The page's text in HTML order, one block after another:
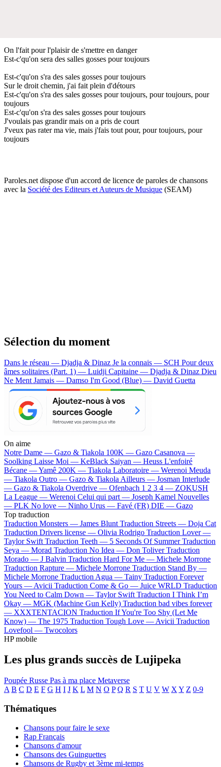
On l'fait pour l'plaisir de s'mettre en danger
Est-c'qu'on sera des salles gosses pour toujours
Est-c'qu'on s'ra des sales gosses pour toujours
Sur le droit chemin, j'ai fait plein d'détours
Est-c'qu'on s'ra des sales gosses pour toujours, pour toujours, pour
toujours
Est-c'qu'on s'ra des sales gosses pour toujours
J'voulais pas grandir mais on a pris de court
J'veux pas rater ma vie, mais j'fais tout pour, pour toujours, pour
toujours
Paroles.net dispose d'un accord de licence de paroles de chansons
avec la Société des Editeurs et Auteurs de Musique (SEAM)
Sélection du moment
Dans le réseau — Djadja & Dinaz Je la connais — SCH Pour deux
âmes solitaires (Part. 1) — Luidji Capitaine — Djadja & Dinaz Dieu
Ne Ment Jamais — Damso I'm Good (Blue) — David Guetta
On aime
Notre Dame — Gazo & Tiakola 100K — Gazo Casanova —
Soolking Laisse Moi — KeBlack Saiyan — Heuss L'enfoiré
Bécane —Yamê 200K — Tiakola Laboratoire — Werenoi Meuda
— Tiakola Outro — Gazo & Tiakola Ailleurs — Josman Interlude
— Gazo & Tiakola Overdrive — Ofenbach 1 2 3 4 — ZOKUSH
La League — Werenoi Celui qui part — Joseph Kamel Nouvelles
— PLK No love — Ninho Urus — Favé (FR) DIE — Gazo
Top traduction
Traduction Monsters — James Blunt Traduction Streets — Doja Cat
Traduction Drivers license — Olivia Rodrigo Traduction Lover —
Taylor Swift Traduction Teeth — 5 Seconds Of Summer Traduction
Seya — Morad Traduction No Idea — Don Toliver Traduction
Morado — J Balvin Traduction Hard For Me — Michele Morrone
Traduction Rapture — Michele Morrone Traduction Stand By —
Michele Morrone Traduction Agua — Tainy Traduction Forever
Yours — Avicii Traduction Come & Go — Juice WRLD Traduction
You Need to Calm Down — Taylor Swift Traduction I Think I’m
Okay — MGK (Machine Gun Kelly) Traduction bad vibes forever
— XXXTENTACION Traduction If You're Too Shy (Let Me
Know) — The 1975 Traduction Tough Love — Avicii Traduction
Lovefool — Twocolors
HP mobile
Les plus grands succès de Lujipeka
Poupée Russe Pas à ma place Metaverse
A B C D E F G H I J K L M N O P Q R S T U V W X Y Z 0-9
Thématiques
Chansons pour faire le sexe
Rap Français
Chansons d'amour
Chansons des Guinguettes
Chansons de Rugby et 3ème mi-temps